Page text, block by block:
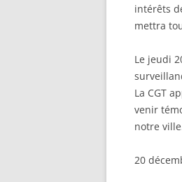
intérêts
mettra
Le jeudi
La CGT
venir
notre
20